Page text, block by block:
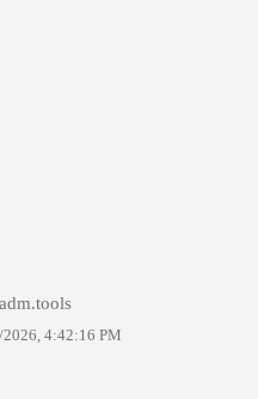
adm.tools
4:42:16 PM